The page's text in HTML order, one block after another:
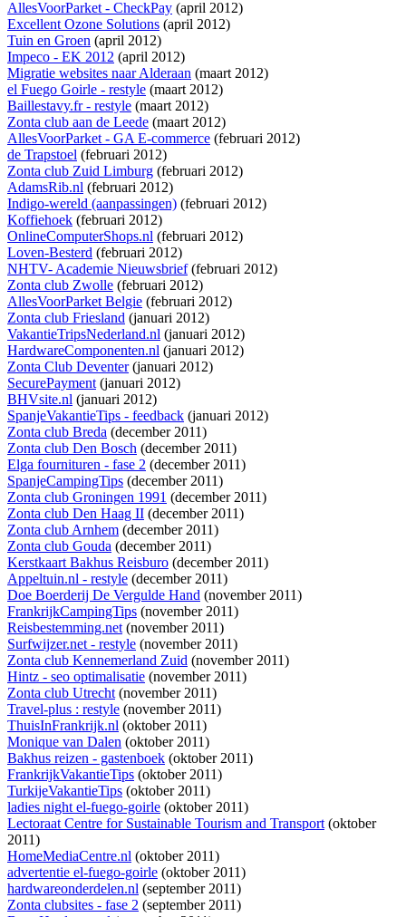
AllesVoorParket - CheckPay (april 2012)
Excellent Ozone Solutions (april 2012)
Tuin en Groen (april 2012)
Impeco - EK 2012 (april 2012)
Migratie websites naar Alderaan (maart 2012)
el Fuego Goirle - restyle (maart 2012)
Baillestavy.fr - restyle (maart 2012)
Zonta club aan de Leede (maart 2012)
AllesVoorParket - GA E-commerce (februari 2012)
de Trapstoel (februari 2012)
Zonta club Zuid Limburg (februari 2012)
AdamsRib.nl (februari 2012)
Indigo-wereld (aanpassingen) (februari 2012)
Koffiehoek (februari 2012)
OnlineComputerShops.nl (februari 2012)
Loven-Besterd (februari 2012)
NHTV- Academie Nieuwsbrief(februari 2012)
Zonta club Zwolle (februari 2012)
AllesVoorParket Belgie (februari 2012)
Zonta club Friesland (januari 2012)
VakantieTripsNederland.nl (januari 2012)
HardwareComponenten.nl (januari 2012)
Zonta Club Deventer(januari 2012)
SecurePayment(januari 2012)
BHVsite.nl (januari 2012)
SpanjeVakantieTips - feedback (januari 2012)
Zonta club Breda (december 2011)
Zonta club Den Bosch (december 2011)
Elga fournituren - fase 2 (december 2011)
SpanjeCampingTips (december 2011)
Zonta club Groningen 1991 (december 2011)
Zonta club Den Haag II (december 2011)
Zonta club Arnhem (december 2011)
Zonta club Gouda (december 2011)
Kerstkaart Bakhus Reisburo (december 2011)
Appeltuin.nl - restyle (december 2011)
Doe Boerderij De Vergulde Hand (november 2011)
FrankrijkCampingTips (november 2011)
Reisbestemming.net(november 2011)
Surfwijzer.net - restyle (november 2011)
Zonta club Kennemerland Zuid (november 2011)
Hintz - seo optimalisatie (november 2011)
Zonta club Utrecht(november 2011)
Travel-plus : restyle (november 2011)
ThuisInFrankrijk.nl (oktober 2011)
Monique van Dalen (oktober 2011)
Bakhus reizen - gastenboek (oktober 2011)
FrankrijkVakantieTips (oktober 2011)
TurkijeVakantieTips (oktober 2011)
ladies night el-fuego-goirle (oktober 2011)
Lectoraat Centre for Sustainable Tourism and Transport(oktober
2011)
HomeMediaCentre.nl (oktober 2011)
advertentie el-fuego-goirle (oktober 2011)
hardwareonderdelen.nl (september 2011)
Zonta clubsites - fase 2 (september 2011)